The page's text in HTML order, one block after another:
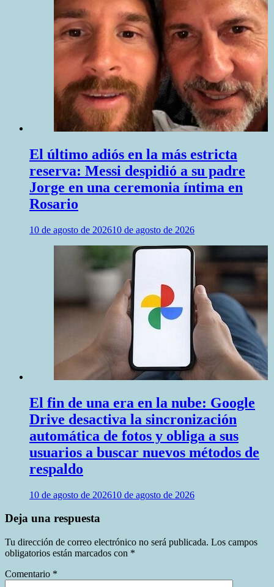
El último adiós en la más estricta
reserva: Messi despidió a su padre
Jorge en una ceremonia íntima en
Rosario
10 de agosto de 202610 de agosto de 2026
El fin de una era en la nube: Google
Drive desactiva la sincronización
automática de fotos y obliga a sus
usuarios a buscar nuevos métodos de
respaldo
10 de agosto de 202610 de agosto de 2026
Deja una respuesta
Tu dirección de correo electrónico no será publicada. Los campos
obligatorios están marcados con *
Comentario *